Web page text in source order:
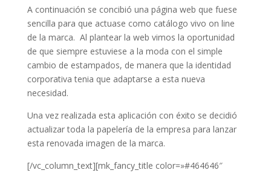
A continuación se concibió una página web que fuese
sencilla para que actuase como catálogo vivo on line
de la marca. Al plantear la web vimos la oportunidad
de que siempre estuviese a la moda con el simple
cambio de estampados, de manera que la identidad
corporativa tenia que adaptarse a esta nueva
necesidad.
Una vez realizada esta aplicación con éxito se decidió
actualizar toda la papelería de la empresa para lanzar
esta renovada imagen de la marca.
[/vc_column_text][mk_fancy_title color=»#464646″